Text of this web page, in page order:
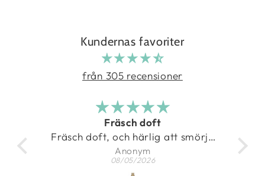
Kundernas favoriter
från 305 recensioner
Fräsch doft
Fräsch doft, och härlig att smörja
sig med
Gör kroppen len och skön
Anonym
08/05/2026